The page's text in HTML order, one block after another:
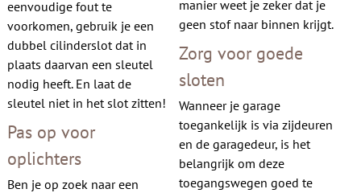
eenvoudige fout te
voorkomen, gebruik je een
dubbel cilinderslot dat in
plaats daarvan een sleutel
nodig heeft. En laat de
sleutel niet in het slot zitten!
Pas op voor
oplichters
Ben je op zoek naar een
manier weet je zeker dat je
geen stof naar binnen krijgt.
Zorg voor goede
sloten
Wanneer je garage
toegankelijk is via zijdeuren
en de garagedeur, is het
belangrijk om deze
toegangswegen goed te